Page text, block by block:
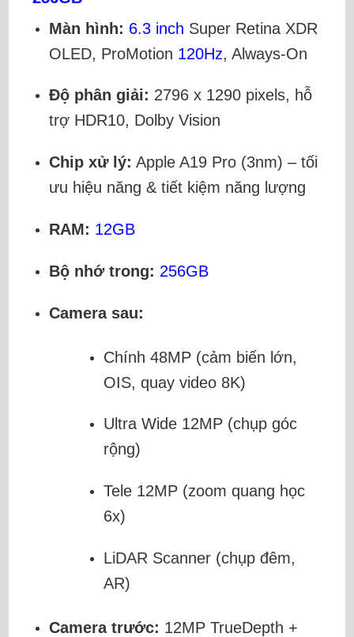
Màn hình: 6.3 inch Super Retina XDR
OLED, ProMotion 120Hz, Always-On
Độ phân giải: 2796 x 1290 pixels, hỗ
trợ HDR10, Dolby Vision
Chip xử lý: Apple A19 Pro (3nm) – tối
ưu hiệu năng & tiết kiệm năng lượng
RAM: 12GB
Bộ nhớ trong: 256GB
Camera sau:
Chính 48MP (cảm biến lớn,
OIS, quay video 8K)
Ultra Wide 12MP (chụp góc
rộng)
Tele 12MP (zoom quang học
6x)
LiDAR Scanner (chụp đêm,
AR)
Camera trước: 12MP TrueDepth +